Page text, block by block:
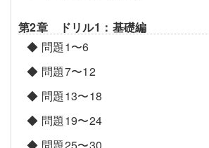
第2章 ドリル1：基礎編
◆ 問題1〜6
◆ 問題7〜12
◆ 問題13〜18
◆ 問題19〜24
◆ 問題25〜30